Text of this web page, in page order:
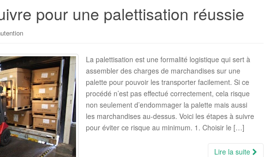
pour une palettisation réussie
La palettisation est une formalité logistique qui sert à
assembler des charges de marchandises sur une
palette pour pouvoir les transporter facilement. Si ce
procédé n’est pas effectué correctement, cela risque
non seulement d’endommager la palette mais aussi
les marchandises au-dessus. Voici les étapes à suivre
pour éviter ce risque au minimum. 1. Choisir le […]
Lire la suite